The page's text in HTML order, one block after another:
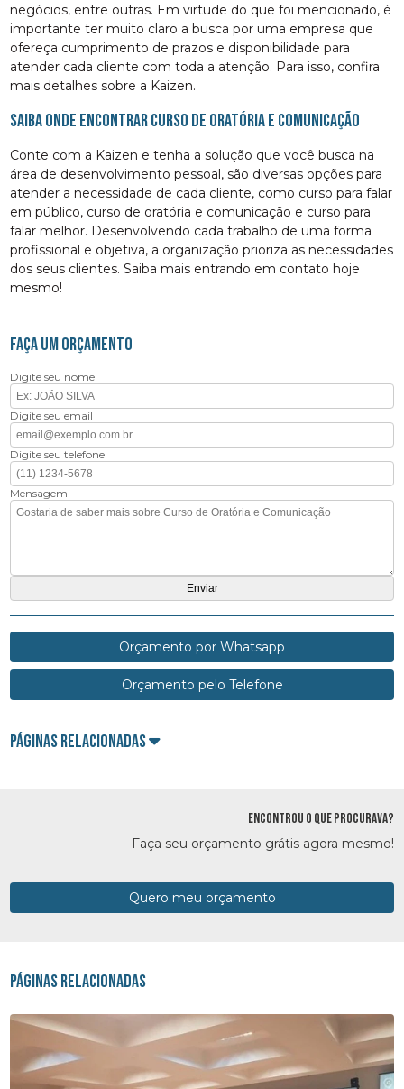
negócios, entre outras. Em virtude do que foi mencionado, é
importante ter muito claro a busca por uma empresa que
ofereça cumprimento de prazos e disponibilidade para
atender cada cliente com toda a atenção. Para isso, confira
mais detalhes sobre a Kaizen.
Saiba onde encontrar curso de oratória e comunicação
Conte com a Kaizen e tenha a solução que você busca na
área de desenvolvimento pessoal, são diversas opções para
atender a necessidade de cada cliente, como curso para falar
em público, curso de oratória e comunicação e curso para
falar melhor. Desenvolvendo cada trabalho de uma forma
profissional e objetiva, a organização prioriza as necessidades
dos seus clientes. Saiba mais entrando em contato hoje
mesmo!
FAÇA UM ORÇAMENTO
Digite seu nome
Digite seu email
Digite seu telefone
Mensagem
Orçamento por Whatsapp
Orçamento pelo Telefone
Páginas Relacionadas
ENCONTROU O QUE PROCURAVA?
Faça seu orçamento grátis agora mesmo!
Quero meu orçamento
Páginas Relacionadas